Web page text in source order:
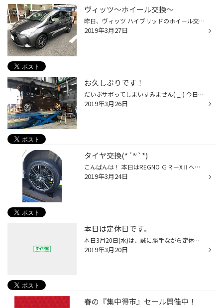
ヴィッツ～ホイール交換～
昨日、ヴィッツ ハイブリッドのホイール交換作業が入りました。 車両：トヨタ ヴィッツ ハイブリッド ホイール：ＢＳ エコフォルム ＣＲＳ-１５（Ｂ/Ｎ） ホイールはブリヂストンの軽量ホイールシリーズ『エコフォルム』。 エコフォルムシリーズの中でもオーソドックスなスポークデザインで 人気の...
2019年3月27日
お久しぶりです！
だいぶサボってしまいすみません(-_-) 今日はアライメントや組み替えのお客様が多く見られました！ 私の作業風景を店長がいつの間にか撮っていたので日記に使わせていただきました(￣^￣) はい、今ちょうどアライメント調整しているところです(^_^;) その他にもこちら タイヤの組み替え後に撮らせて...
2019年3月26日
タイヤ交換(*´꒳`*)
こんばんは！ 本日はREGNO ＧＲーXⅡへのタイヤ交換をさせていただきました(^^) 私自身もお世話になっているブリヂストン最上級グレードのタイヤです。 ２月に発売された最新モデルとなっております！ 段差などを乗り越えても地に足ついたような安定感ある走行性能と高速走行やトンネル内を走っても...
2019年3月24日
本日は定休日です。
本日3月20日(水)は、誠に勝手ながら定休日とさせていただきます。 3月21日(木)からは通常営業となりますので、 皆様のご来店をお待ちしております。
2019年3月20日
春の『集中得市』セール開催中！